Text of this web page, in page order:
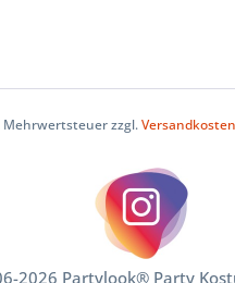
Mehrwertsteuer zzgl.Versandkosten
2026 Partylook® Party